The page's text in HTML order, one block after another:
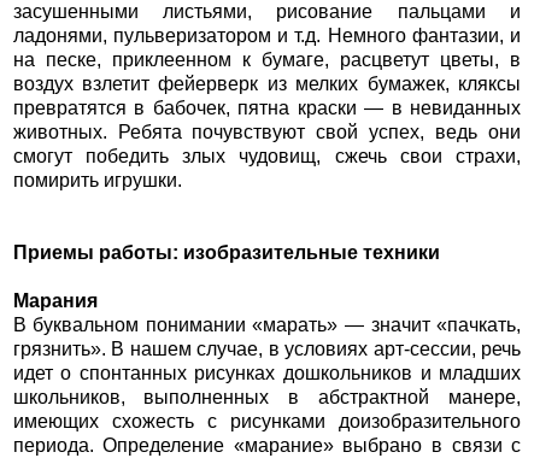
засушенными листьями, рисование пальцами и
ладонями, пульверизатором и т.д. Немного фантазии, и
на песке, приклеенном к бумаге, расцветут цветы, в
воздух взлетит фейерверк из мелких бумажек, кляксы
превратятся в бабочек, пятна краски — в невиданных
животных. Ребята почувствуют свой успех, ведь они
смогут победить злых чудовищ, сжечь свои страхи,
помирить игрушки.
Приемы работы: изобразительные техники
Марания
В буквальном понимании «марать» — значит «пачкать,
грязнить». В нашем случае, в условиях арт-сессии, речь
идет о спонтанных рисунках дошкольников и младших
школьников, выполненных в абстрактной манере,
имеющих схожесть с рисунками доизобразительного
периода. Определение «марание» выбрано в связи с